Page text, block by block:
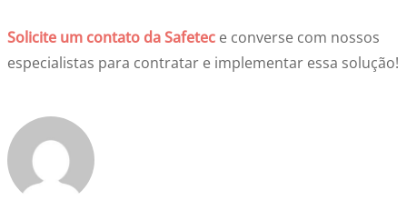
Solicite um contato da Safetec e converse com nossos
especialistas para contratar e implementar essa solução!